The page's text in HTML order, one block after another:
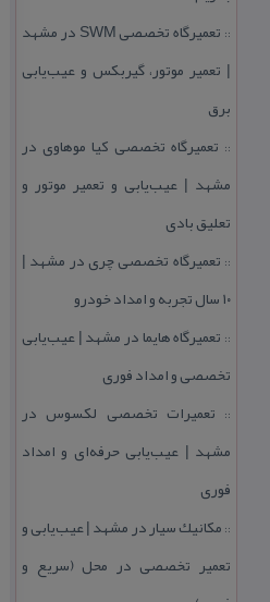
::
تعمیرگاه تخصصی SWM در مشهد
| تعمیر موتور، گیربكس و عیب‌یابی
برق
:: تعمیرگاه تخصصی كیا موهاوی در
مشهد | عیب‌یابی و تعمیر موتور و
تعلیق بادی
:: تعمیرگاه تخصصی چری در مشهد |
۱۰ سال تجربه و امداد خودرو
:: تعمیرگاه هایما در مشهد | عیب‌یابی
تخصصی و امداد فوری
:: تعمیرات تخصصی لكسوس در
مشهد | عیب‌یابی حرفه‌ای و امداد
فوری
:: مكانیك سیار در مشهد | عیب‌یابی و
تعمیر تخصصی در محل (سریع و